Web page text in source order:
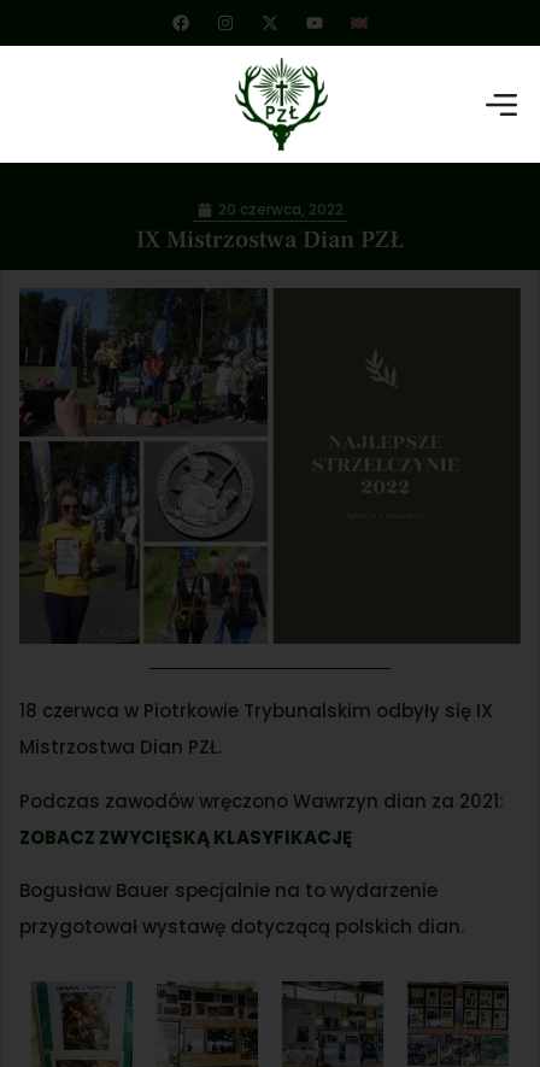
IX Mistrzostwa Dian PZŁ
20 czerwca, 2022
18 czerwca w Piotrkowie Trybunalskim odbyły się IX
Mistrzostwa Dian PZŁ.
Podczas zawodów wręczono Wawrzyn dian za 2021:
ZOBACZ ZWYCIĘSKĄ KLASYFIKACJĘ
Bogusław Bauer specjalnie na to wydarzenie
przygotował wystawę dotyczącą polskich dian.